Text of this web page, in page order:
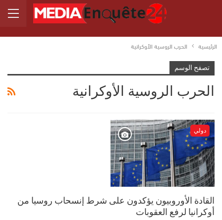
الرئيسية الحرب الروسية الأوكرانية
تصفح الوسم
الحرب الروسية الأوكرانية
دولي
القادة الأوروبيون يؤكدون على شرط إنسحاب روسيا من
أوكرانيا لرفع العقوبات